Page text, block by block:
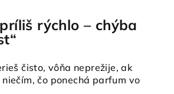
rýchlo – chýba
čisto, vôňa neprežije, ak
čo ponechá parfum vo